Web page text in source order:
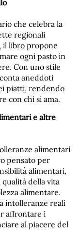
che celebra la
regionali
il libro propone
ogni pasto in
Con uno stile
aneddoti
piatti, rendendo
con chi si ama.
e altre
alimentari
pensato per
alimentari,
della vita
alimentare.
intolleranze reali
affrontare i
al piacere del